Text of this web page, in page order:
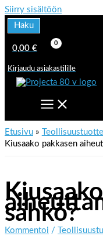
Siirry sisältöön
Haku
0,00 €
Kirjaudu asiakastilille
Etusivu
Kiusaako pakkasen
sähkö?
Kommentoi /